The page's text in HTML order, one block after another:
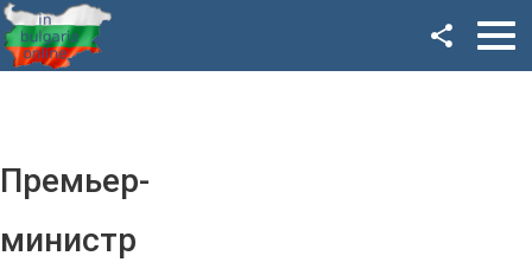
Премьер-
министр